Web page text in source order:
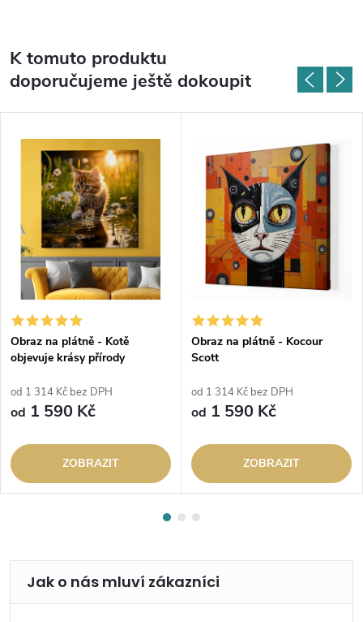
K tomuto produktu
doporučujeme ještě dokoupit
Obraz na plátně - Kotě
objevuje krásy přírody
od 1 314 Kč bez DPH
od 1 590 Kč
ZOBRAZIT
Obraz na plátně - Kocour
Scott
od 1 314 Kč bez DPH
od 1 590 Kč
ZOBRAZIT